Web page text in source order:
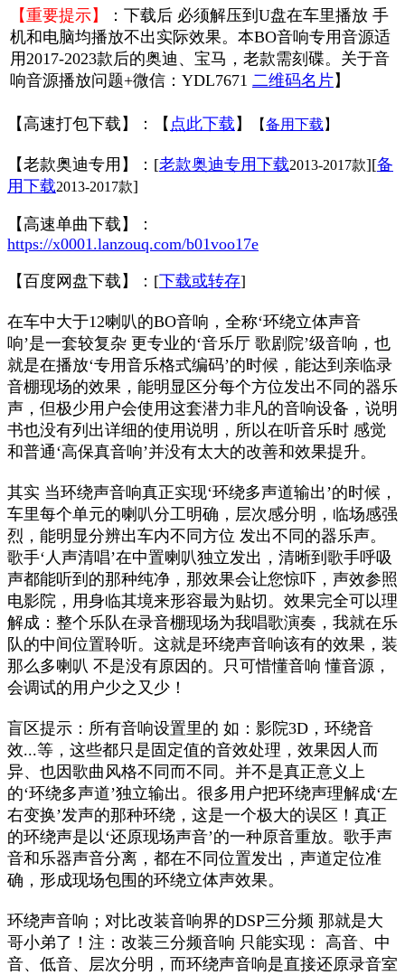
【重要提示】
：下载后 必须解压到U盘在车里播放 手
机和电脑均播放不出实际效果。本BO音响专用音源适
用2017-2023款后的奥迪、宝马，老款需刻碟。关于音
响音源播放问题+微信：YDL7671 二维码名片】
【高速打包下载】：【 点此下载 】 【备用下载 】
【老款奥迪专用】：[老款奥迪专用下载2013-2017款][备
用下载2013-2017款]
【高速单曲下载】：
https://x0001.lanzouq.com/b01voo17e
【百度网盘下载】：[下载或转存]
在车中大于12喇叭的BO音响，全称‘环绕立体声音
响’是一套较复杂 更专业的‘音乐厅 歌剧院’级音响，也
就是在播放‘专用音乐格式编码’的时候，能达到亲临录
音棚现场的效果，能明显区分每个方位发出不同的器乐
声，但极少用户会使用这套潜力非凡的音响设备，说明
书也没有列出详细的使用说明，所以在听音乐时 感觉
和普通‘高保真音响’并没有太大的改善和效果提升。
其实 当环绕声音响真正实现‘环绕多声道输出’的时候，
车里每个单元的喇叭分工明确，层次感分明，临场感强
烈，能明显分辨出车内不同方位 发出不同的器乐声。
歌手‘人声清唱’在中置喇叭独立发出，清晰到歌手呼吸
声都能听到的那种纯净，那效果会让您惊吓，声效参照
电影院，用身临其境来形容最为贴切。效果完全可以理
解成：整个乐队在录音棚现场为我唱歌演奏，我就在乐
队的中间位置聆听。这就是环绕声音响该有的效果，装
那么多喇叭 不是没有原因的。只可惜懂音响 懂音源，
会调试的用户少之又少！
盲区提示：所有音响设置里的 如：影院3D，环绕音
效...等，这些都只是固定值的音效处理，效果因人而
异、也因歌曲风格不同而不同。并不是真正意义上
的‘环绕多声道’独立输出。很多用户把环绕声理解成‘左
右变换’发声的那种环绕，这是一个极大的误区！真正
的环绕声是以‘还原现场声音’的一种原音重放。歌手声
音和乐器声音分离，都在不同位置发出，声道定位准
确，形成现场包围的环绕立体声效果。
环绕声音响；对比改装音响界的DSP三分频 那就是大
哥小弟了！注：改装三分频音响 只能实现： 高音、中
音、低音、层次分明，而环绕声音响是直接还原录音室